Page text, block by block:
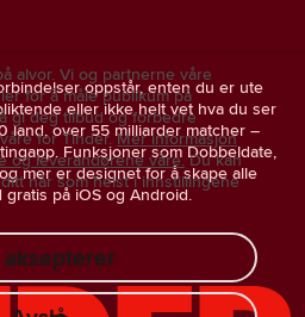
oppstår, enten du er ute
eller ikke helt vet hva du ser
land, over 55 milliarder matcher –
Funksjoner som Dobbeldate,
mer er designet for å skape alle
på iOS og Android.
alvor. Vi og partnerne våre
for å måle publikum på
gi deg tilbud og forbedre
for Tinder. Mer informasjon
og leverandørene våre. Du kan
når som helst i innstillingene